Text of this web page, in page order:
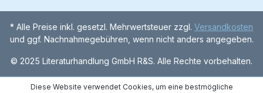
* Alle Preise inkl. gesetzl. Mehrwertsteuer zzgl. Versandkosten
und ggf. Nachnahmegebühren, wenn nicht anders angegeben.
© 2025 Literaturhandlung GmbH R&S. Alle Rechte vorbehalten.
Diese Website verwendet Cookies, um eine bestmögliche